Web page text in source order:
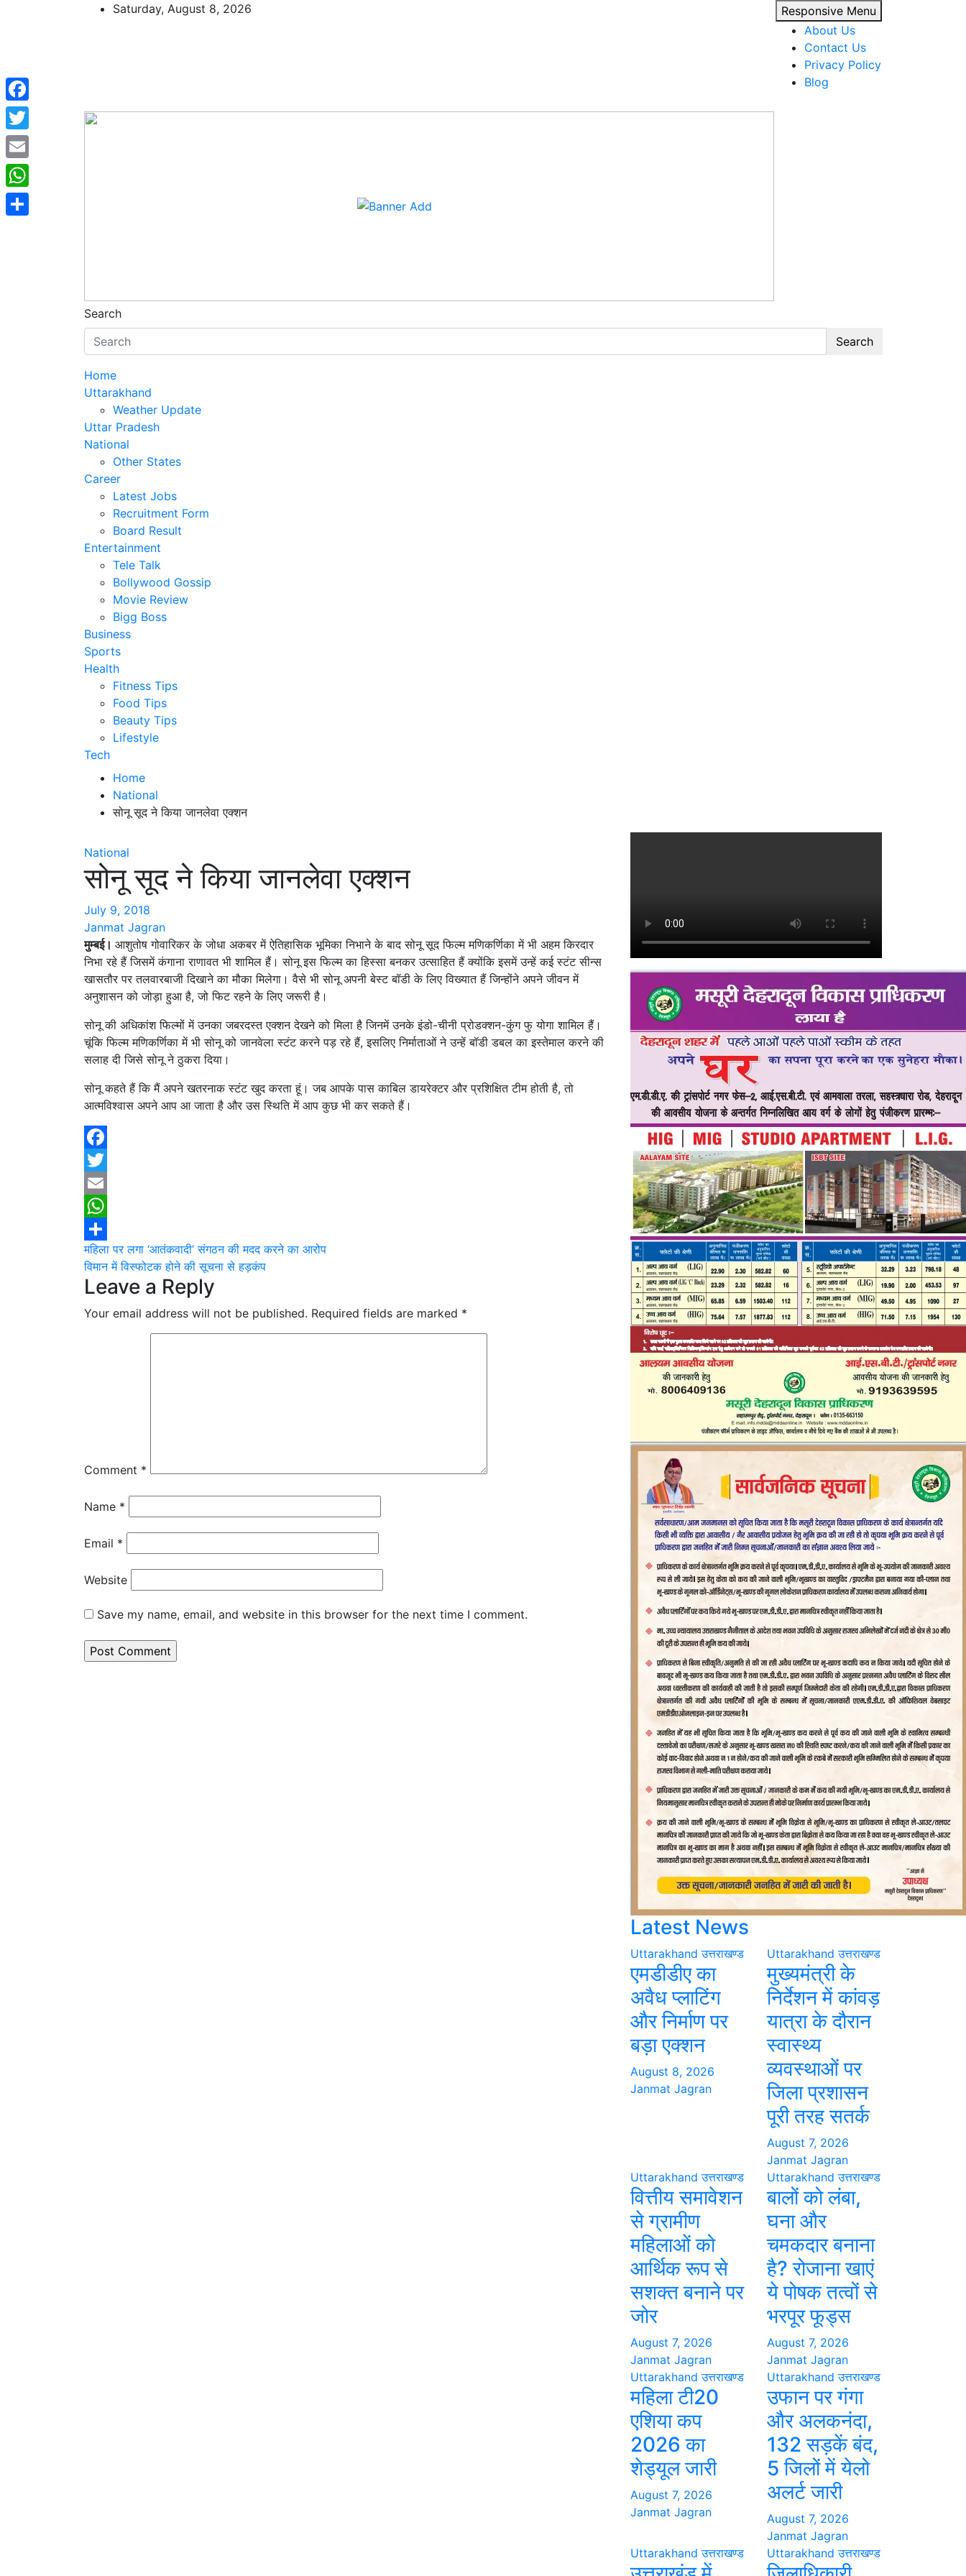
Saturday, August 8, 2026
Responsive Menu
About Us
Contact Us
Privacy Policy
Blog
Search
Search
Home
Uttarakhand
Weather Update
Uttar Pradesh
National
Other States
Career
Latest Jobs
Recruitment Form
Board Result
Entertainment
Tele Talk
Bollywood Gossip
Movie Review
Bigg Boss
Business
Sports
Health
Fitness Tips
Food Tips
Beauty Tips
Lifestyle
Tech
Home
National
सोनू सूद ने किया जानलेवा एक्शन
National
सोनू सूद ने किया जानलेवा एक्शन
July 9, 2018
Janmat Jagran
मुम्बई। आशुतोष गोवारिकर के जोधा अकबर में ऐतिहासिक भूमिका निभाने के बाद सोनू सूद फिल्म मणिकर्णिका में भी अहम किरदार
निभा रहे हैं जिसमें कंगाना राणावत भी शामिल हैं। सोनू इस फिल्म का हिस्सा बनकर उत्साहित हैं क्योंकि इसमें उन्हें कई स्टंट सीन्स
खासतौर पर तलवारबाजी दिखाने का मौका मिलेगा। वैसे भी सोनू अपनी बेस्ट बॉडी के लिए विख्यात हैं जिन्होंने अपने जीवन में
अनुशासन को जोड़ा हुआ है, जो फिट रहने के लिए जरूरी है।
सोनू की अधिकांश फिल्मों में उनका जबरदस्त एक्शन देखने को मिला है जिनमें उनके इंडो-चीनी प्रोडक्शन-कुंग फु योगा शामिल हैं।
चूंकि फिल्म मणिकर्णिका में भी सोनू को जानवेला स्टंट करने पड़ रहे हैं, इसलिए निर्माताओं ने उन्हें बॉडी डबल का इस्तेमाल करने की
सलाह दी जिसे सोनू ने ठुकरा दिया।
सोनू कहते हैं कि मैं अपने खतरनाक स्टंट खुद करता हूं। जब आपके पास काबिल डायरेक्टर और प्रशिक्षित टीम होती है, तो
आत्मविश्वास अपने आप आ जाता है और उस स्थिति में आप कुछ भी कर सकते हैं।
Facebook
Twitter
Email
WhatsApp
Share
Post
navigation
महिला पर लगा ‘आतंकवादी’ संगठन की मदद करने का आरोप
विमान में विस्फोटक होने की सूचना से हड़कंप
Leave a Reply
Your email address will not be published. Required fields are marked *
Comment *
Name *
Email *
Website
Save my name, email, and website in this browser for the next time I comment.
Latest News
Uttarakhand उत्तराखण्ड
एमडीडीए का
अवैध प्लाटिंग
और निर्माण पर
बड़ा एक्शन
August 8, 2026
Janmat Jagran
Uttarakhand उत्तराखण्ड
मुख्यमंत्री के
निर्देशन में कांवड़
यात्रा के दौरान
स्वास्थ्य
व्यवस्थाओं पर
जिला प्रशासन
पूरी तरह सतर्क
August 7, 2026
Janmat Jagran
Uttarakhand उत्तराखण्ड
वित्तीय समावेशन
से ग्रामीण
महिलाओं को
आर्थिक रूप से
सशक्त बनाने पर
जोर
August 7, 2026
Janmat Jagran
Uttarakhand उत्तराखण्ड
बालों को लंबा,
घना और
चमकदार बनाना
है? रोजाना खाएं
ये पोषक तत्वों से
भरपूर फूड्स
August 7, 2026
Janmat Jagran
Uttarakhand उत्तराखण्ड
महिला टी20
एशिया कप
2026 का
शेड्यूल जारी
August 7, 2026
Janmat Jagran
Uttarakhand उत्तराखण्ड
उफान पर गंगा
और अलकनंदा,
132 सड़कें बंद,
5 जिलों में येलो
अलर्ट जारी
August 7, 2026
Janmat Jagran
Uttarakhand उत्तराखण्ड Uttarakhand उत्तराखण्ड
Facebook
Twitter
Email
WhatsApp